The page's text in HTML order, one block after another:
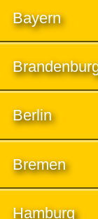
Bayern
Berlin
Bremen
Hamburg